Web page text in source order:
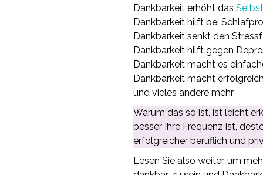
Dankbarkeit erhöht das
Dankbarkeit hilft bei
Dankbarkeit senkt den
Dankbarkeit hilft gegen
Dankbarkeit macht es
Dankbarkeit macht
und vieles andere mehr
Warum das so ist, ist leicht
besser Ihre Frequenz ist,
erfolgreicher beruflich und
Lesen Sie also weiter, um